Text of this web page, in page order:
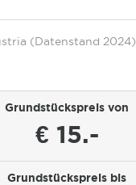
(Datenstand 2024)
Grundstückspreis von
€ 15.-
Grundstückspreis bis